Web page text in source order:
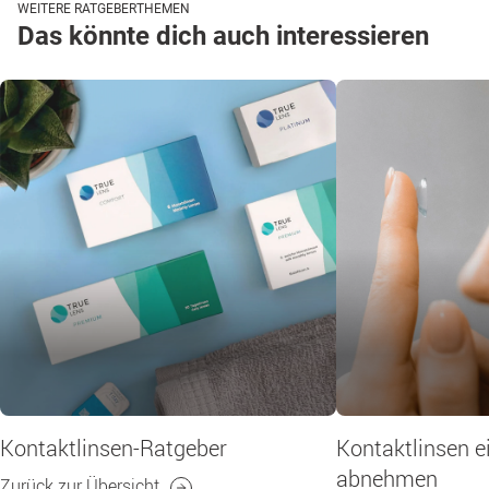
WEITERE RATGEBERTHEMEN
Das könnte dich auch interessieren
Kontaktlinsen-Ratgeber
Kontaktlinsen
abnehmen